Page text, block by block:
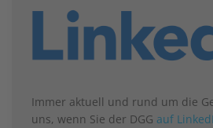
Immer aktuell und rund um die
uns, wenn Sie der DGG auf